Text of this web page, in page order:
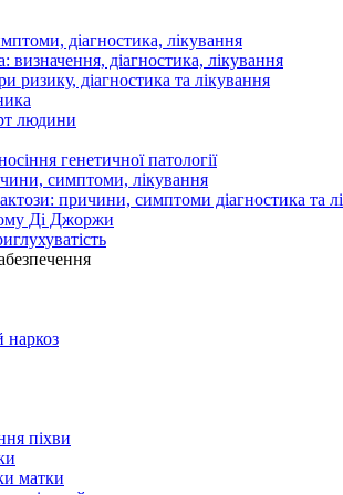
дiагностика, лiкування
діагностика, лікування
ризику, діагностика та лікування
людини
генетичної патології
симптоми, лікування
причини, симптоми діагностика та
Ді Джоржи
наркоз
піхви
матки